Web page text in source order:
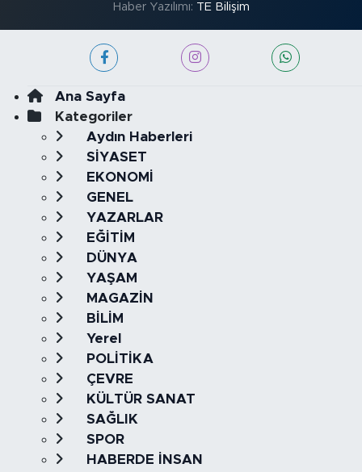
Haber Yazılımı: TE Bilişim
Ana Sayfa
Kategoriler
Aydın Haberleri
SİYASET
EKONOMİ
GENEL
YAZARLAR
EĞİTİM
DÜNYA
YAŞAM
MAGAZİN
BİLİM
Yerel
POLİTİKA
ÇEVRE
KÜLTÜR SANAT
SAĞLIK
SPOR
HABERDE İNSAN